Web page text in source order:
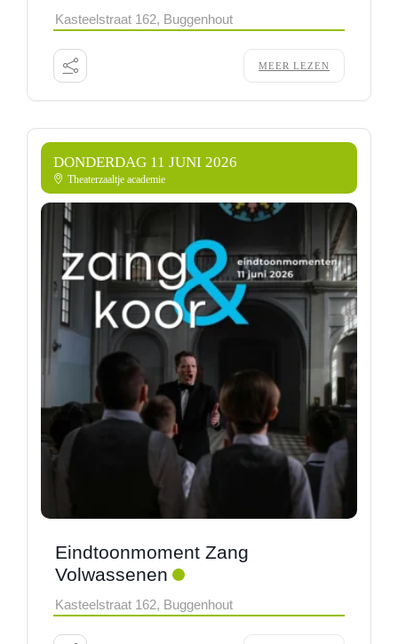
Kasteelstraat 162, Buggenhout
MEER LEZEN
DONDERDAG 11 JUNI 2026
Theaterzaaltje academie
Eindtoonmoment Zang
Volwassenen
Kasteelstraat 162, Buggenhout